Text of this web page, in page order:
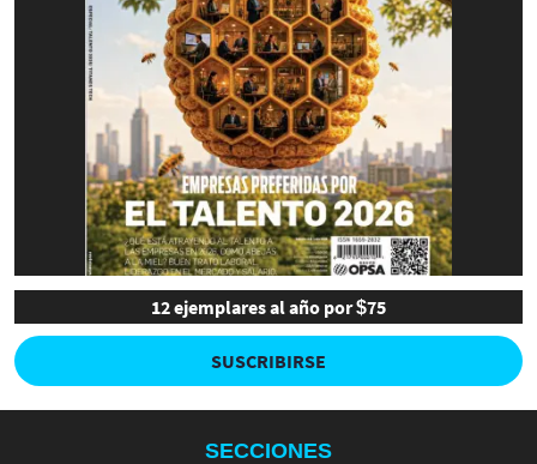
12 ejemplares al año por $75
SUSCRIBIRSE
SECCIONES